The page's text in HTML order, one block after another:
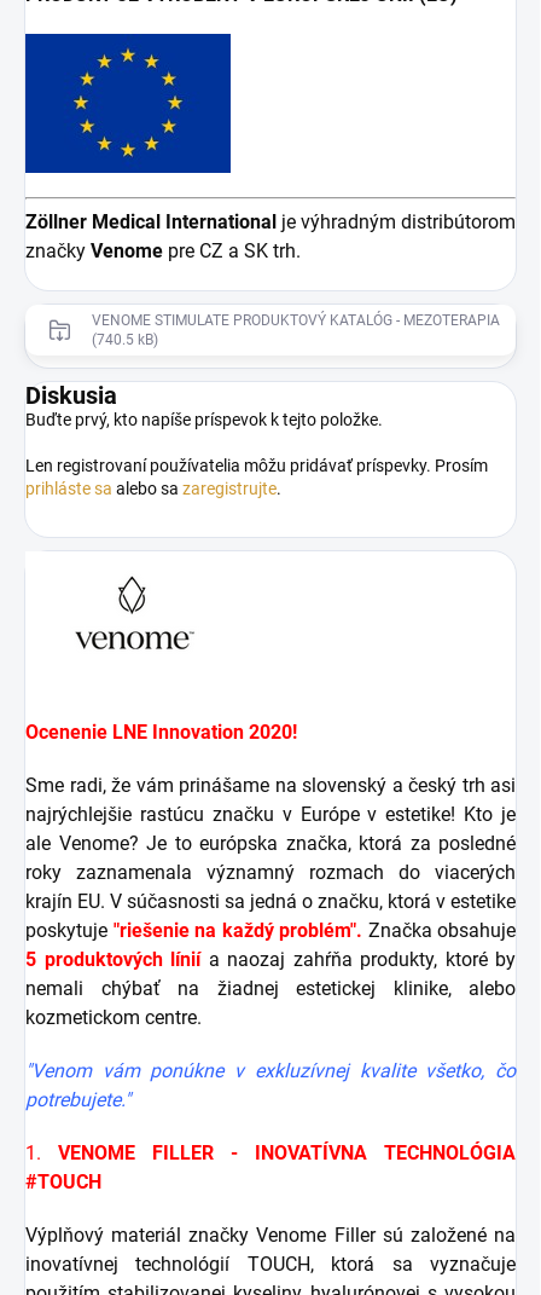
Zöllner Medical International je výhradným distribútorom
značky Venome pre CZ a SK trh.
VENOME STIMULATE PRODUKTOVÝ KATALÓG - MEZOTERAPIA
(740.5 kB)
Diskusia
Buďte prvý, kto napíše príspevok k tejto položke.
Len registrovaní používatelia môžu pridávať príspevky. Prosím
prihláste sa alebo sa zaregistrujte.
Ocenenie LNE Innovation 2020!
Sme radi, že vám prinášame na slovenský a český trh asi
najrýchlejšie rastúcu značku v Európe v estetike! Kto je
ale Venome? Je to európska značka, ktorá za posledné
roky zaznamenala významný rozmach do viacerých
krajín EU. V súčasnosti sa jedná o značku, ktorá v estetike
poskytuje "riešenie na každý problém". Značka obsahuje
5 produktových línií a naozaj zahŕňa produkty, ktoré by
nemali chýbať na žiadnej estetickej klinike, alebo
kozmetickom centre.
"Venom vám ponúkne v exkluzívnej kvalite všetko, čo
potrebujete."
1. VENOME FILLER - INOVATÍVNA TECHNOLÓGIA
#TOUCH
Výplňový materiál značky Venome Filler sú založené na
inovatívnej technológií TOUCH, ktorá sa vyznačuje